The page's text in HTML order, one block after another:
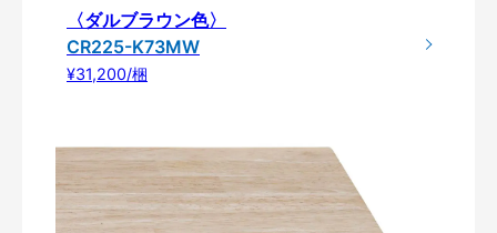
〈ダルブラウン色〉
CR225-K73MW
¥31,200/梱